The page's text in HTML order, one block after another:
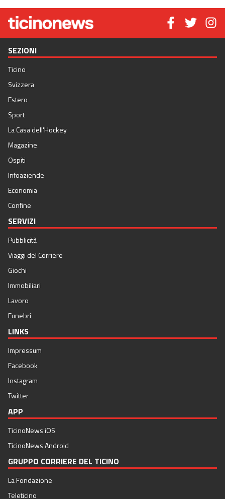
SEZIONI
Ticino
Svizzera
Estero
Sport
La Casa dell'Hockey
Magazine
Ospiti
Infoaziende
Economia
Confine
SERVIZI
Pubblicità
Viaggi del Corriere
Giochi
Immobiliari
Lavoro
Funebri
LINKS
Impressum
Facebook
Instagram
Twitter
APP
TicinoNews iOS
TicinoNews Android
GRUPPO CORRIERE DEL TICINO
La Fondazione
Teleticino